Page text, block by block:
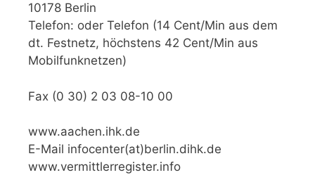
10178 Berlin
Telefon: oder Telefon (14 Cent/Min aus dem
dt. Festnetz, höchstens 42 Cent/Min aus
Mobilfunknetzen)
Fax (0 30) 2 03 08-10 00
www.aachen.ihk.de
E-Mail infocenter(at)berlin.dihk.de
www.vermittlerregister.info